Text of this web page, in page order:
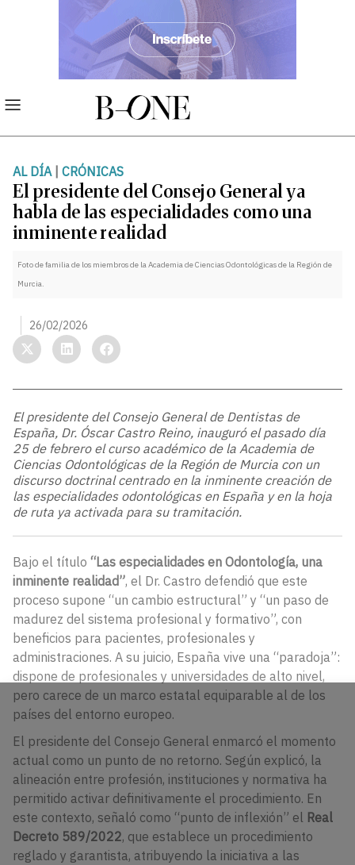
AL DÍA| CRÓNICAS
El presidente del Consejo General ya
habla de las especialidades como una
inminente realidad
Foto de familia de los miembros de la Academia de Ciencias Odontológicas de la Región de
Murcia.
26/02/2026
El presidente del Consejo General de Dentistas de
España, Dr. Óscar Castro Reino, inauguró el pasado día
25 de febrero el curso académico de la Academia de
Ciencias Odontológicas de la Región de Murcia con un
discurso doctrinal centrado en la inminente creación de
las especialidades odontológicas en España y en la hoja
de ruta ya activada para su tramitación.
Bajo el título “Las especialidades en Odontología, una
inminente realidad”, el Dr. Castro defendió que este
proceso supone “un cambio estructural” y “un paso de
madurez del sistema profesional y formativo”, con
beneficios para pacientes, profesionales y
administraciones. A su juicio, España vive una “paradoja”:
dispone de profesionales y universidades de alto nivel,
pero carece de un marco estatal equiparable al de los
países del entorno europeo.
El presidente del Consejo General enmarcó el momento
actual como un punto de no retorno. Según explicó, la
alineación entre profesión, instituciones y normativa ha
permitido activar definitivamente el procedimiento. En
este contexto, señaló como “punto de inflexión” el Real
Decreto 589/2022, que establece un procedimiento
reglado y garantista, atribuyendo la iniciativa a las